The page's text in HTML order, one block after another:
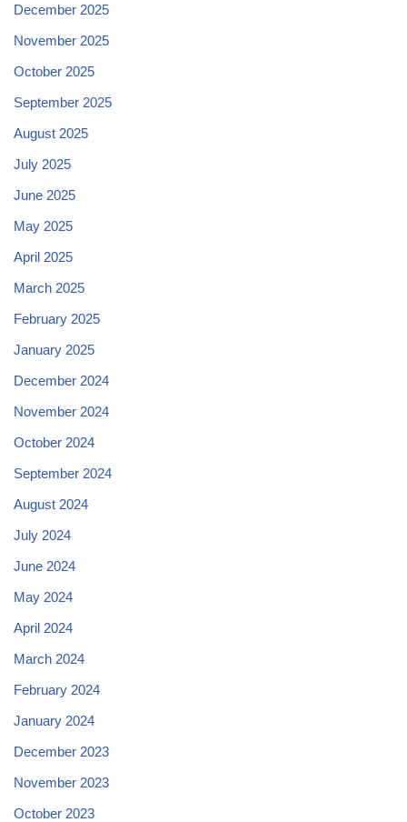
December 2025
November 2025
October 2025
September 2025
August 2025
July 2025
June 2025
May 2025
April 2025
March 2025
February 2025
January 2025
December 2024
November 2024
October 2024
September 2024
August 2024
July 2024
June 2024
May 2024
April 2024
March 2024
February 2024
January 2024
December 2023
November 2023
October 2023